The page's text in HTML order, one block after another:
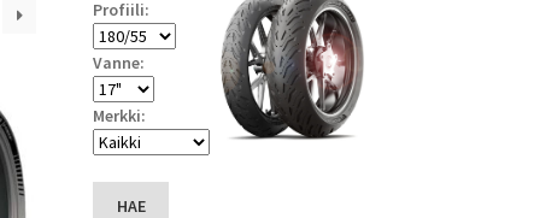
Profiili:
Vanne:
Merkki:
HAE